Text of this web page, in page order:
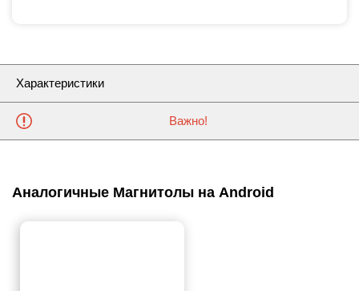
Характеристики
Важно!
Аналогичные Магнитолы на Android